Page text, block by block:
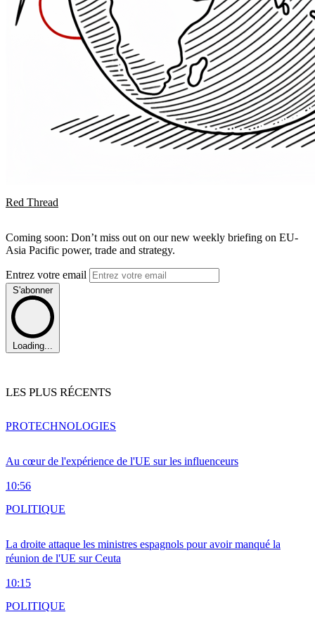
Red Thread
Coming soon: Don’t miss out on our new weekly briefing on EU-
Asia Pacific power, trade and strategy.
Entrez votre email
S'abonner
Loading...
LES PLUS RÉCENTS
Au cœur de l'expérience de l'UE sur les influenceurs
10:56
PROTECHNOLOGIES
La droite attaque les ministres espagnols pour avoir manqué la
réunion de l'UE sur Ceuta
10:15
POLITIQUE
POLITIQUE